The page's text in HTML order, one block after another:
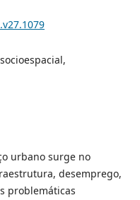
urbano surge no
desemprego,
problemáticas